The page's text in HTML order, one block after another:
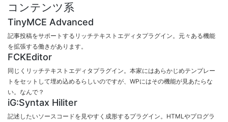
コンテンツ系
TinyMCE Advanced
記事投稿をサポートするリッチテキストエディタプラグイン。元々ある機能
を拡張する働きがあります。
FCKEditor
同じくリッチテキストエディタプラグイン。本家にはあらかじめテンプレー
トをセットして埋め込めるらしいのですが、WPにはその機能が見あたらな
い。なんで？
iG:Syntax Hiliter
記述したいソースコードを見やすく成形するプラグイン。HTMLやプログラ